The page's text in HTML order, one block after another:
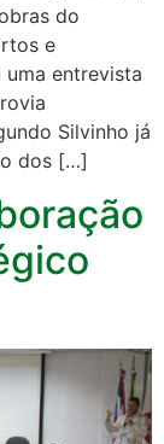
do
e
entrevista
Silvinho já
dos […]